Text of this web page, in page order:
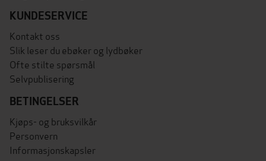
KUNDESERVICE
Kontakt oss
Slik leser du ebøker og lydbøker
Ofte stilte spørsmål
Selvpublisering
BETINGELSER
Kjøps- og bruksvilkår
Personvern
Informasjonskapsler